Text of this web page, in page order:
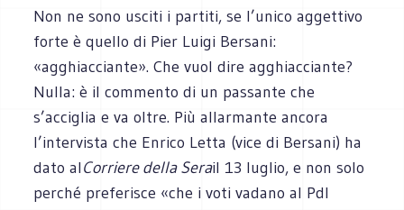
Non ne sono usciti i partiti, se l’unico aggettivo
forte è quello di Pier Luigi Bersani:
«agghiacciante». Che vuol dire agghiacciante?
Nulla: è il commento di un passante che
s’acciglia e va oltre. Più allarmante ancora
l’intervista che Enrico Letta (vice di Bersani) ha
dato alCorriere della Serail 13 luglio, e non solo
perché preferisce «che i voti vadano al Pdl